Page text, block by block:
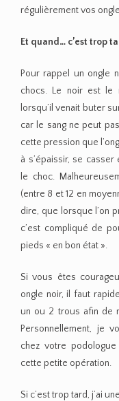
régulièrement vos
Et quand… c’est trop
Pour rappel un ongle
chocs. Le noir est le
lorsqu’il venait buter
car le sang ne peut
cette pression que
à s’épaissir, se
le choc.
(entre 8 et 12 en
dire, que lorsque l’on
c’est compliqué de
pieds « en bon état ».
Si vous êtes
ongle noir, il faut
un ou 2 trous afin de
Personnellement, je
chez votre
cette petite opération.
Si c’est trop tard, j’ai